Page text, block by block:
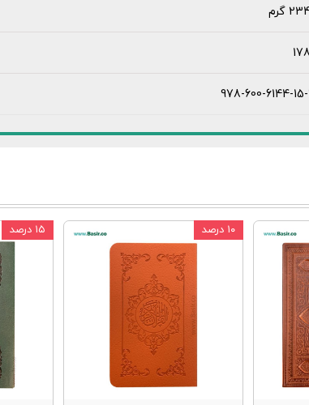
گرم
978-600-6144-
۱۰ درصد ۱۵ درصد